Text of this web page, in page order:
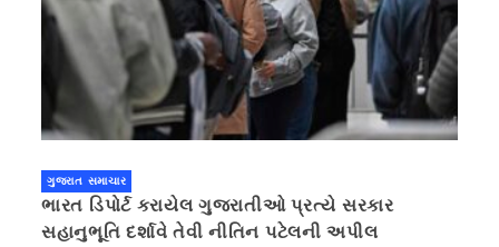
ગુજરાત સમાચાર
ભારત ડિપોર્ટ કરાયેલ ગુજરાતીઓ પ્રત્યે સરકાર
સહાનુભૂતિ દર્શાવે તેવી નીતિન પટેલની અપીલ